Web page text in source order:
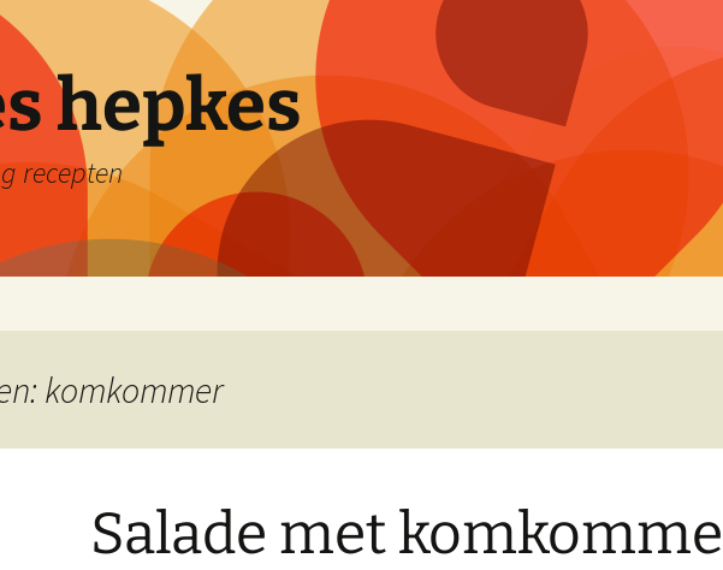
hepkes
recepten
komkommer
Salade met